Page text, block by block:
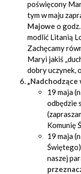
poświęcony
tym w maju
Majowe o
modlić Litanią
Zachęcamy
Maryi jakiś
dobry uczynek,
„Nadchodzące
19 maja
odbędzie
Komunię
19 maja
naszej